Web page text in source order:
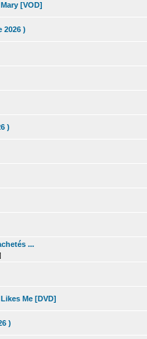
[VOD]
2026 )
)
...
]
Me [DVD]
)